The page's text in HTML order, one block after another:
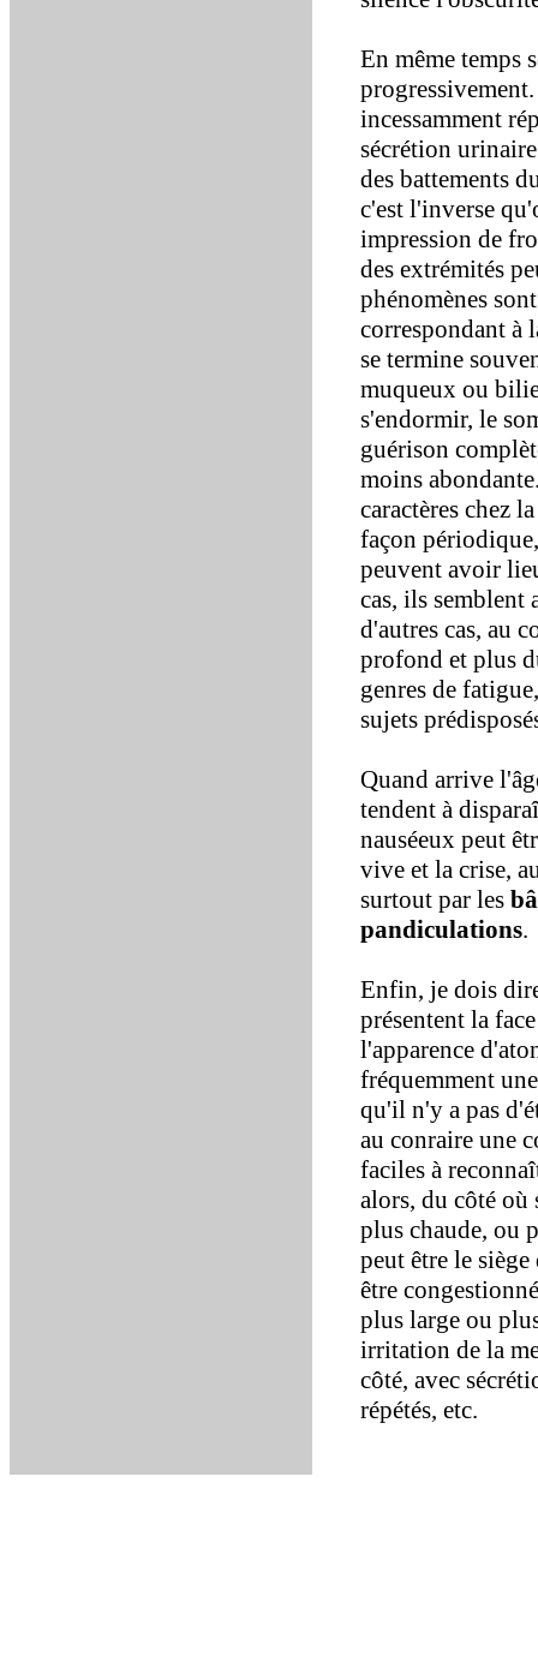
En même temps
incessamment
sécrétion
des battements
c'est l'inverse
impression de
des extrémités
phénomènes
correspondant à
se termine
muqueux ou
s'endormir, le
guérison
moins
caractères chez
façon
peuvent avoir
cas, ils semblent
d'autres cas, au
profond et plus
genres de
sujets
Quand arrive
tendent à
nauséeux peut
vive et la crise,
surtout par les
pandiculations.
Enfin, je dois
présentent la
l'apparence
fréquemment
qu'il n'y a pas
au conraire une
faciles à
alors, du côté où
plus chaude, ou
peut être le
être
plus large ou
irritation de la
côté, avec
répétés, etc.